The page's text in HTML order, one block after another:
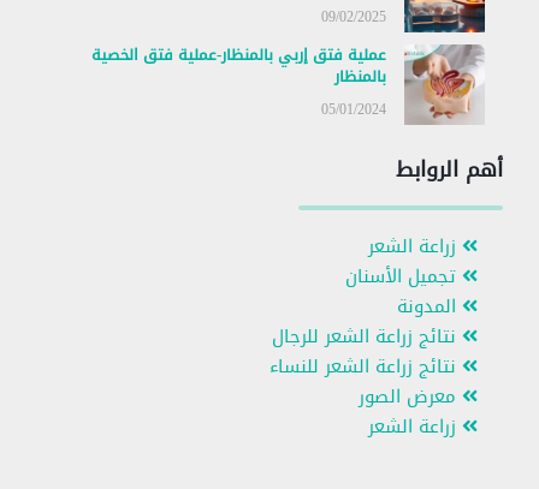
09/02/2025
عملية فتق إربي بالمنظار-عملية فتق الخصية
بالمنظار
05/01/2024
أهم الروابط
زراعة الشعر
تجميل الأسنان
المدونة
نتائج زراعة الشعر للرجال
نتائج زراعة الشعر للنساء
معرض الصور
زراعة الشعر